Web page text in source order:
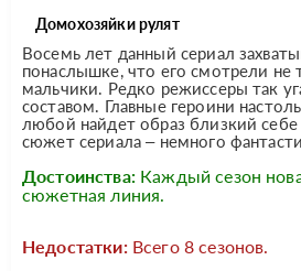
Домохозяйки рулят
Восемь лет данный сериал
понаслышке, что его смотрели не
мальчики. Редко режиссеры так
составом. Главные героини
любой найдет образ близкий себе
сюжет сериала – немного
Достоинства: Каждый сезон
сюжетная линия.
Недостатки: Всего 8 сезонов.